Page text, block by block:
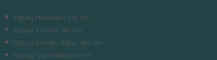
Yapay Monstera 170 cm
Yapay Starliçe 160 cm
Yapay Bambu Ağacı 180 cm
Yapay Top Kaktüs 40 cm